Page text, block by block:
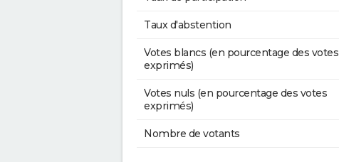
Taux d'abstention
Votes blancs (en pourcentage des votes
exprimés)
Votes nuls (en pourcentage des votes
exprimés)
Nombre de votants